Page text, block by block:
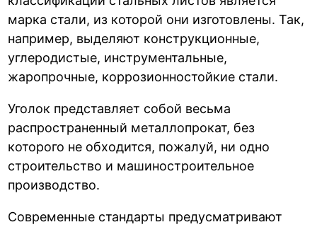
марка стали, из которой они изготовлены. Так,
например, выделяют конструкционные,
углеродистые, инструментальные,
жаропрочные, коррозионностойкие стали.
Уголок представляет собой весьма
распространенный металлопрокат, без
которого не обходится, пожалуй, ни одно
строительство и машиностроительное
производство.
Современные стандарты предусматривают